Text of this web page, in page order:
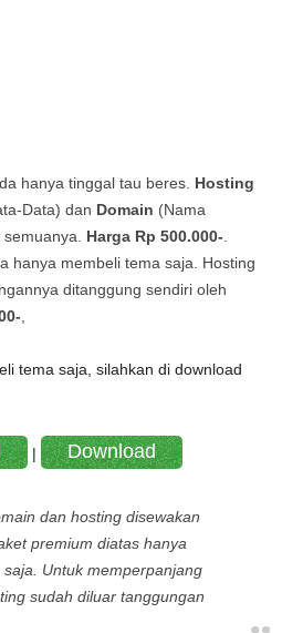
hanya tinggal tau beres. Hosting
Data) dan Domain (Nama
Harga Rp 500.000-
hanya membeli tema saja. Hosting
ditanggung sendiri oleh
tema saja, silahkan di download
| Download
dan hosting disewakan
premium diatas hanya
Untuk memperpanjang
sudah diluar tanggungan